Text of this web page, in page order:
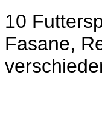
10
Fasane,